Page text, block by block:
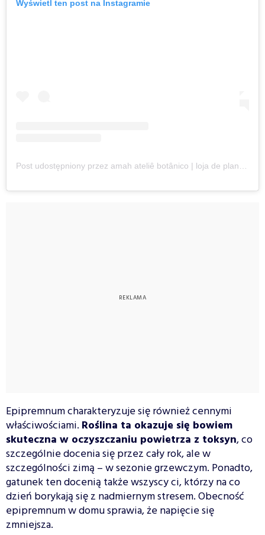
Wyświetl ten post na Instagramie
Post udostępniony przez amah ateliê botânico | loja de plantas online (@amah_ateliebotanico)
Epipremnum charakteryzuje się również cennymi
właściwościami. Roślina ta okazuje się bowiem
skuteczna w oczyszczaniu powietrza z toksyn, co
szczególnie docenia się przez cały rok, ale w
szczególności zimą – w sezonie grzewczym. Ponadto,
gatunek ten docenią także wszyscy ci, którzy na co
dzień borykają się z nadmiernym stresem. Obecność
epipremnum w domu sprawia, że napięcie się
zmniejsza.